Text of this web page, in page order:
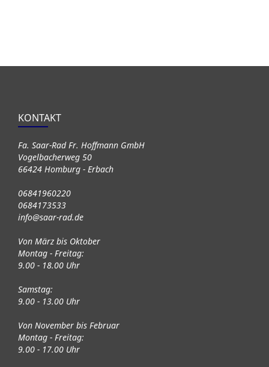
KONTAKT
Fa. Saar-Rad Fr. Hoffmann GmbH
Vogelbacherweg 50
66424 Homburg - Erbach
06841960220
0684173533
info@saar-rad.de
Von März bis Oktober
Montag - Freitag:
9.00 - 18.00 Uhr
Samstag:
9.00 - 13.00 Uhr
Von November bis Februar
Montag - Freitag:
9.00 - 17.00 Uhr